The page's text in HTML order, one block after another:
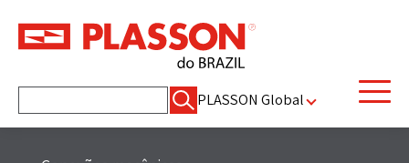
por:
PLASSON Global